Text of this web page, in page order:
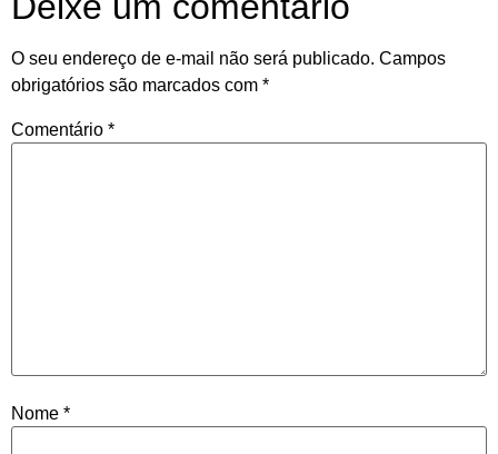
O seu endereço de e-mail não será publicado. Campos
obrigatórios são marcados com *
Comentário *
Nome *